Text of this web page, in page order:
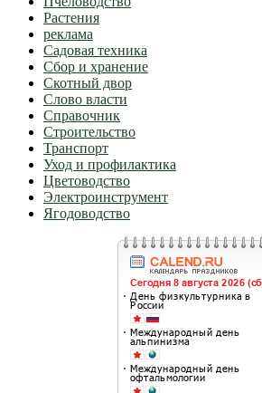
Растения
реклама
Садовая техника
Сбор и хранение
Скотный двор
Слово власти
Справочник
Строительство
Транспорт
Уход и профилактика
Цветоводство
Электроинструмент
Ягодоводство